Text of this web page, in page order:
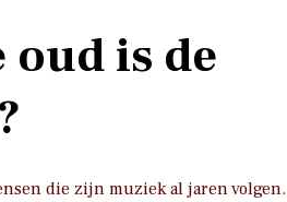
oud is de
die zijn muziek al jaren